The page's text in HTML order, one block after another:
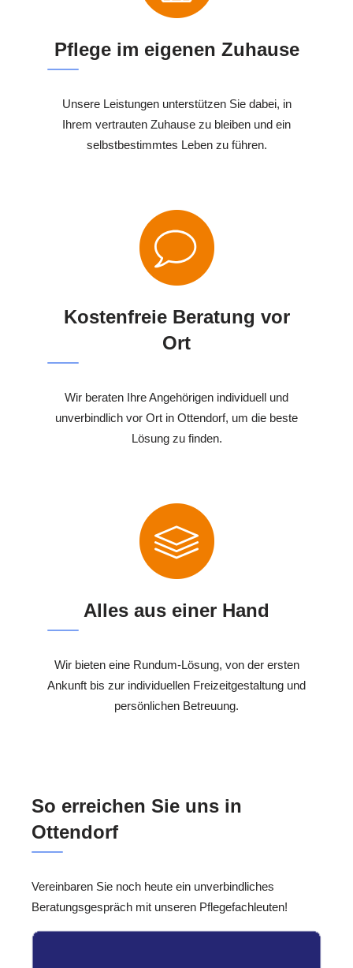
Pflege im eigenen Zuhause
Unsere Leistungen unterstützen Sie dabei, in
Ihrem vertrauten Zuhause zu bleiben und ein
selbstbestimmtes Leben zu führen.
Kostenfreie Beratung vor
Ort
Wir beraten Ihre Angehörigen individuell und
unverbindlich vor Ort in Ottendorf, um die beste
Lösung zu finden.
Alles aus einer Hand
Wir bieten eine Rundum-Lösung, von der ersten
Ankunft bis zur individuellen Freizeitgestaltung und
persönlichen Betreuung.
So erreichen Sie uns in
Ottendorf
Vereinbaren Sie noch heute ein unverbindliches
Beratungsgespräch mit unseren Pflegefachleuten!